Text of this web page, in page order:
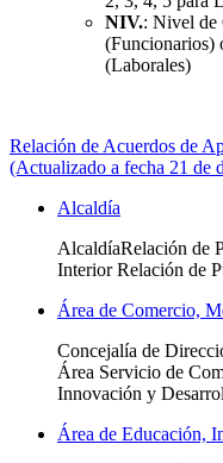
NIV.: Nivel de
(Funcionarios)
(Laborales)
Relación de Acuerdos de
(Actualizado a fecha 21 de
Alcaldía
AlcaldíaRelación de
Interior Relación de
Área de Comercio,
Concejalía de
Área Servicio de
Innovación y
Área de Educación,